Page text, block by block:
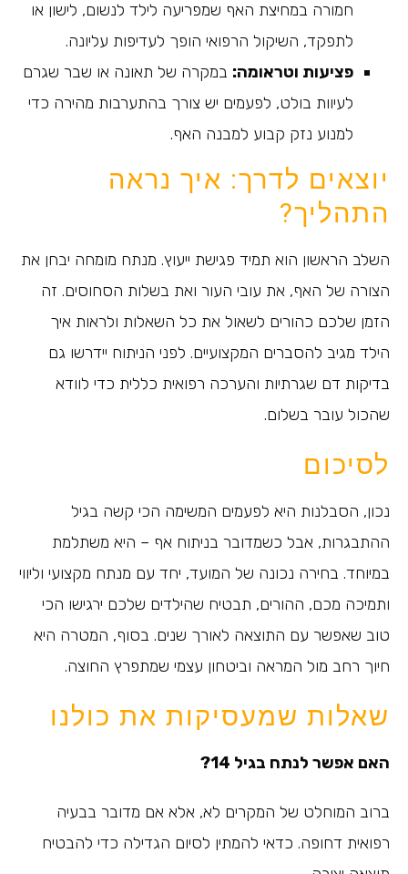
חמורה במחיצת האף שמפריעה לילד לנשום, לישון או
לתפקד, השיקול הרפואי הופך לעדיפות עליונה.
פציעות וטראומה: במקרה של תאונה או שבר שגרם
לעיוות בולט, לפעמים יש צורך בהתערבות מהירה כדי
למנוע נזק קבוע למבנה האף.
יוצאים לדרך: איך נראה
התהליך?
השלב הראשון הוא תמיד פגישת ייעוץ. מנתח מומחה יבחן את
הצורה של האף, את עובי העור ואת בשלות הסחוסים. זה
הזמן שלכם כהורים לשאול את כל השאלות ולראות איך
הילד מגיב להסברים המקצועיים. לפני הניתוח יידרשו גם
בדיקות דם שגרתיות והערכה רפואית כללית כדי לוודא
שהכול עובר בשלום.
לסיכום
נכון, הסבלנות היא לפעמים המשימה הכי קשה בגיל
ההתבגרות, אבל כשמדובר בניתוח אף – היא משתלמת
במיוחד. בחירה נכונה של המועד, יחד עם מנתח מקצועי וליווי
ותמיכה מכם, ההורים, תבטיח שהילדים שלכם ירגישו הכי
טוב שאפשר עם התוצאה לאורך שנים. בסוף, המטרה היא
חיוך רחב מול המראה וביטחון עצמי שמתפרץ החוצה.
שאלות שמעסיקות את כולנו
האם אפשר לנתח בגיל 14?
ברוב המוחלט של המקרים לא, אלא אם מדובר בבעיה
רפואית דחופה. כדאי להמתין לסיום הגדילה כדי להבטיח